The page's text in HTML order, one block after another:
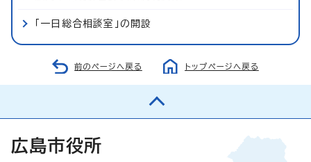
「一日総合相談室」の開設
前のページへ戻る トップページへ戻る
広島市役所